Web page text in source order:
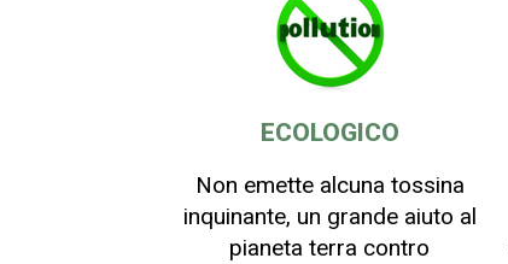
ECOLOGICO
Non emette alcuna tossina
inquinante, un grande aiuto al
pianeta terra contro